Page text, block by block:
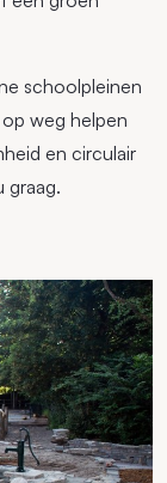
schoolpleinen
weg helpen
en circulair
graag.